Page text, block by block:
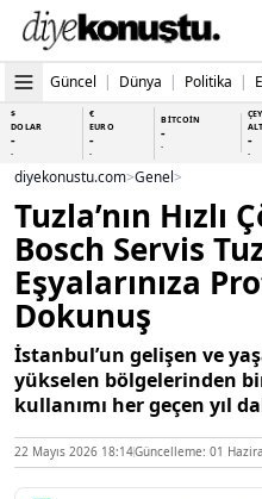
Güncel | Dünya | Politika |
$
DOLAR
-
-
€
EURO
-
-
BİTCOİN
-
- -
-
diyekonustu.com>Genel>
Tuzla’nın Hızlı
Bosch Servis
Eşyalarınıza
Dokunuş
İstanbul’un gelişen ve
yükselen bölgelerinden
kullanımı her geçen yıl
22 Mayıs 2026 18:14Güncelleme: 01